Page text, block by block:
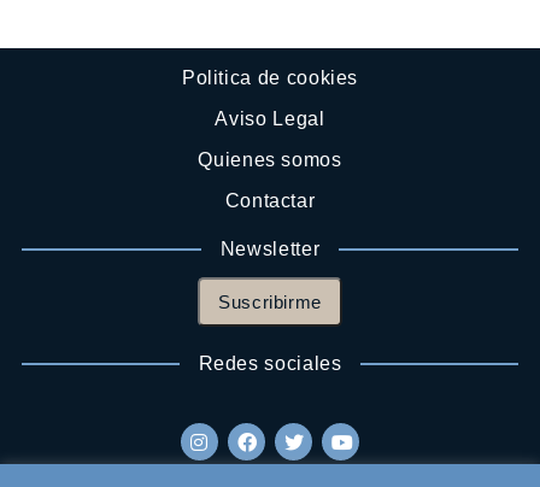
Politica de cookies
Aviso Legal
Quienes somos
Contactar
Newsletter
Suscribirme
Redes sociales